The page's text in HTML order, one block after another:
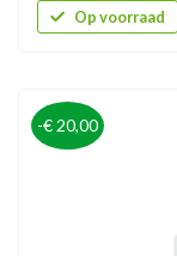
Op voorraad
-€ 20,00